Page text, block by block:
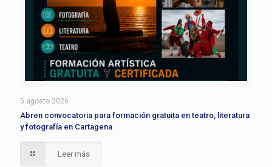
5 agosto 2026
Abren convocatoria para formación gratuita en teatro, literatura
y fotografía en Cartagena
Leer más